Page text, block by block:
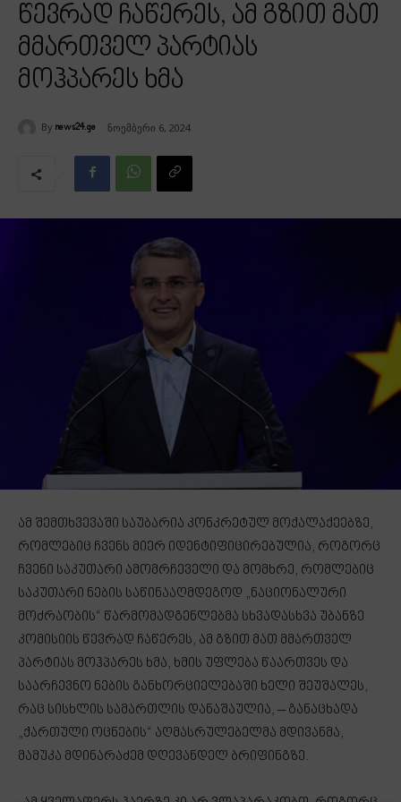
წევრად ჩაწერეს, ამ გზით მათ
მმართველ პარტიას
მოჰპარეს ხმა
By news24.ge ნოემბერი 6, 2024
ამ შემთხვევაში საუბარია კონკრეტულ მოქალაქეებზე,
რომლებიც ჩვენს მიერ იდენტიფიცირებულია, როგორც
ჩვენი საკუთარი ამომრჩეველი და მომხრე, რომლებიც
საკუთარი ნების საწინააღმდეგოდ „ნაციონალური
მოძრაობის“ წარმომადგენლებმა სხვადასხვა უბანზე
კომისიის წევრად ჩაწერეს, ამ გზით მათ მმართველ
პარტიას მოჰპარეს ხმა, ხმის უფლება წაართვეს და
საარჩევნო ნების განხორციელებაში ხელი შეუშალეს,
რაც სისხლის სამართლის დანაშაულია, – განაცხადა
„ქართული ოცნების“ აღმასრულებელმა მდივანმა,
მამუკა მდინარაძემ დღევანდელ ბრიფინგზე.